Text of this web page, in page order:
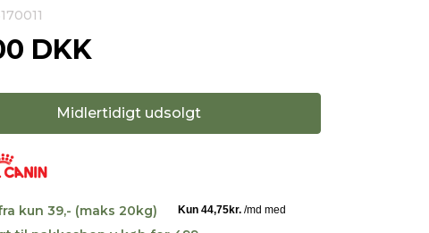
DKK
Midlertidigt udsolgt
kun 39,- (maks 20kg)